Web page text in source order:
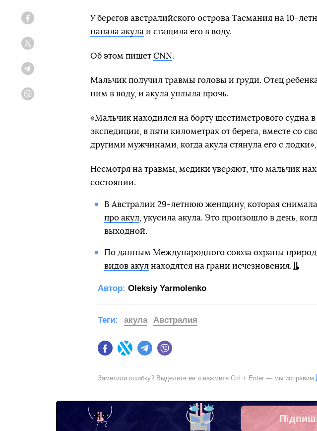
У берегов австралийского острова Тасмания на 10-
напала акула и стащила его в воду.
Об этом пишет CNN.
Мальчик получил травмы головы и груди. Отец
ним в воду, и акула уплыла прочь.
«Мальчик находился на борту шестиметрового судна
экспедиции, в пяти километрах от берега, вместе со
другими мужчинами, когда акула стянула его с
Несмотря на травмы, медики уверяют, что мальчик
состоянии.
В Австралии 29-летнюю женщину, которая снимала
про акул, укусила акула. Это произошло в день,
выходной.
По данным Международного союза охраны
видов акулнаходятся на грани исчезновения.
Автор: Oleksiy Yarmolenko
FacebookTwitter Telegram
Теги: акула Австралия
Заметили ошибку? Выделите ее и нажмите Ctrl + Enter — мы исправим